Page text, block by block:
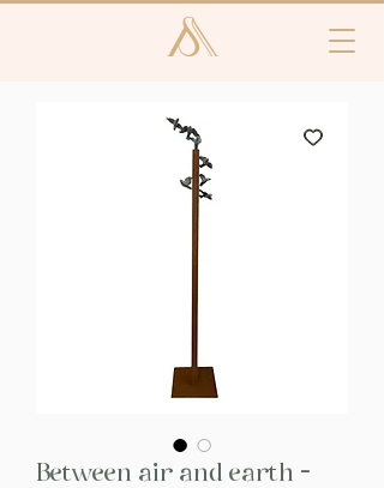
Between air and earth -